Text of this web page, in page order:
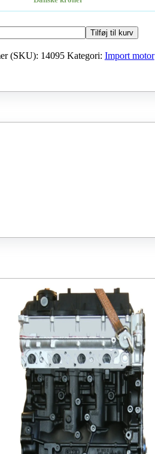
Tilføj til kurv
(SKU): 14095 Kategori: Import motor